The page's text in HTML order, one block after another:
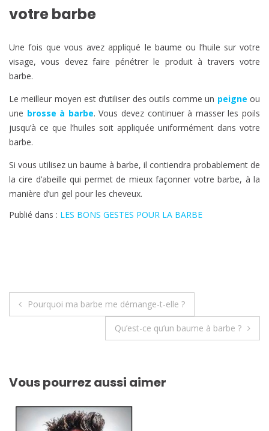
votre barbe
Une fois que vous avez appliqué le baume ou l’huile sur votre
visage, vous devez faire pénétrer le produit à travers votre
barbe.
Le meilleur moyen est d’utiliser des outils comme un peigne ou
une brosse à barbe. Vous devez continuer à masser les poils
jusqu’à ce que l’huiles soit appliquée uniformément dans votre
barbe.
Si vous utilisez un baume à barbe, il contiendra probablement de
la cire d’abeille qui permet de mieux façonner votre barbe, à la
manière d’un gel pour les cheveux.
Publié dans : LES BONS GESTES POUR LA BARBE
Navigation
Pourquoi ma barbe me démange-t-elle ?
Qu’est-ce qu’un baume à barbe ?
Vous pourrez aussi aimer